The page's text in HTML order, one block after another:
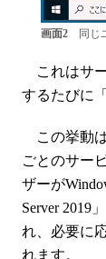
画面2同じユ
これはサ
するたびに
この挙動は
ごとのサー
ザーが
Server 2019
れ、必要に
れます。